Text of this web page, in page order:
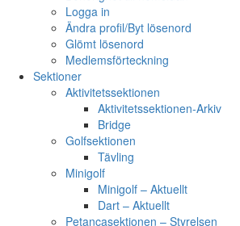
Logga in
Ändra profil/Byt lösenord
Glömt lösenord
Medlemsförteckning
Sektioner
Aktivitetssektionen
Aktivitetssektionen-Arkiv
Bridge
Golfsektionen
Tävling
Minigolf
Minigolf – Aktuellt
Dart – Aktuellt
Petancasektionen – Styrelsen